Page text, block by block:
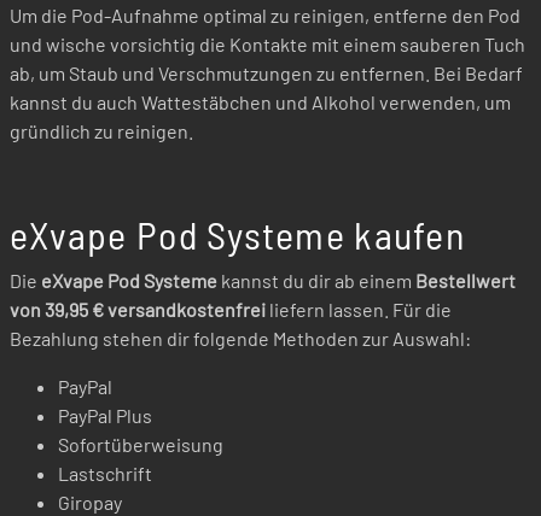
Um die Pod-Aufnahme optimal zu reinigen, entferne den Pod
und wische vorsichtig die Kontakte mit einem sauberen Tuch
ab, um Staub und Verschmutzungen zu entfernen. Bei Bedarf
kannst du auch Wattestäbchen und Alkohol verwenden, um
gründlich zu reinigen.
eXvape Pod Systeme kaufen
Die eXvape Pod Systeme kannst du dir ab einem Bestellwert
von 39,95 € versandkostenfrei liefern lassen. Für die
Bezahlung stehen dir folgende Methoden zur Auswahl:
PayPal
PayPal Plus
Sofortüberweisung
Lastschrift
Giropay